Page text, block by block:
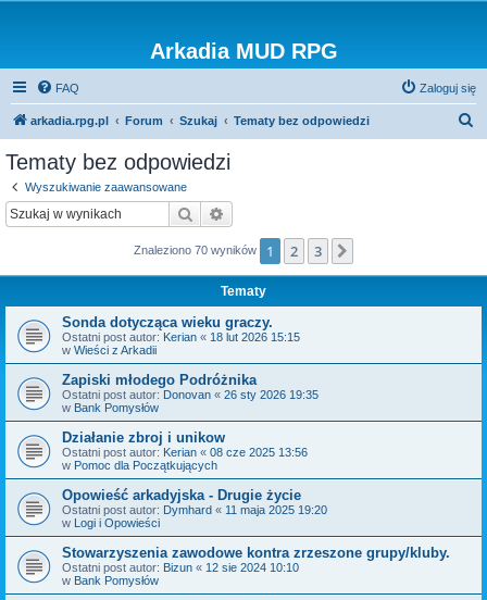
Arkadia MUD RPG
FAQ Zaloguj się
arkadia.rpg.pl Forum Szukaj Tematy bez odpowiedzi
Tematy bez odpowiedzi
Wyszukiwanie zaawansowane
Szukaj
Znaleziono 70 wyników 1 2 3
Tematy
Sonda dotycząca wieku graczy.
Ostatni post autor: Kerian « 18 lut 2026 15:15
w Wieści z Arkadii
Zapiski młodego Podróżnika
Ostatni post autor: Donovan « 26 sty 2026 19:35
w Bank Pomysłów
Działanie zbroj i unikow
Ostatni post autor: Kerian « 08 cze 2025 13:56
w Pomoc dla Początkujących
Opowieść arkadyjska - Drugie życie
Ostatni post autor: Dymhard « 11 maja 2025 19:20
w Logi i Opowieści
Stowarzyszenia zawodowe kontra zrzeszone grupy/kluby.
Ostatni post autor: Bizun « 12 sie 2024 10:10
w Bank Pomysłów